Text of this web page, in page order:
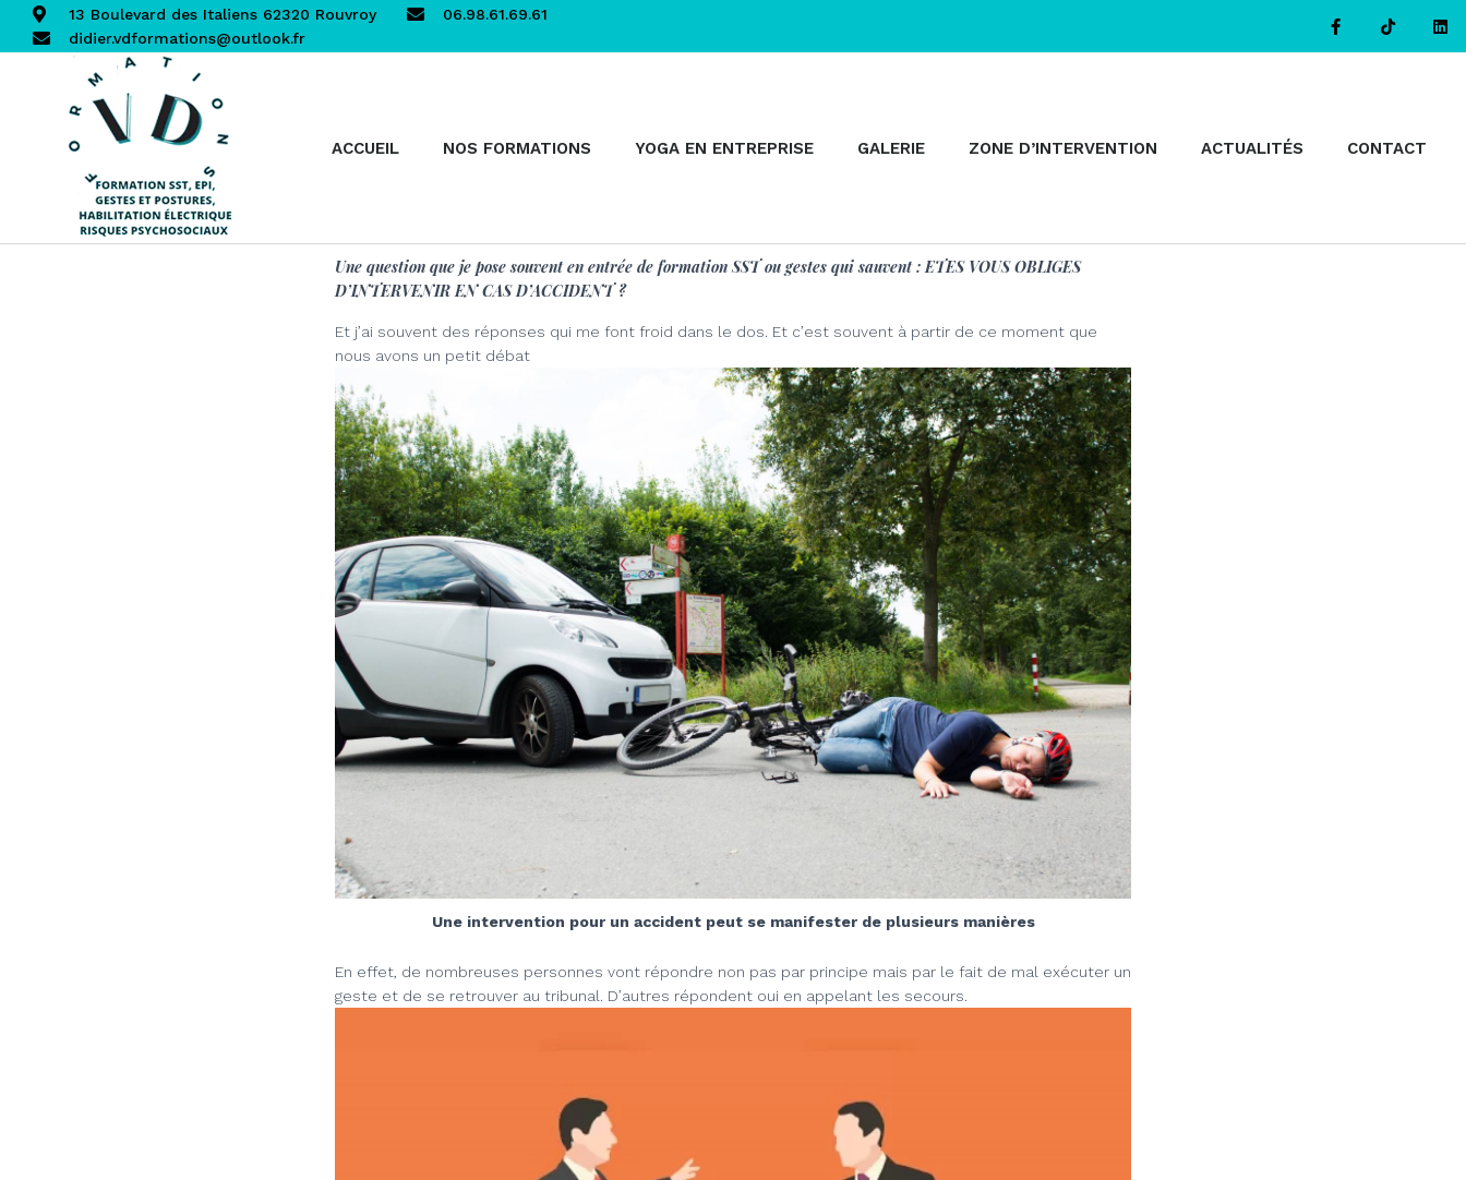
13 Boulevard des Italiens 62320 Rouvroy
06.98.61.69.61
didier.vdformations@outlook.fr
ACCUEIL NOS FORMATIONS YOGA EN ENTREPRISE GALERIE ZONE D’INTERVENTION ACTUALITÉS CONTACT
Une question que je pose souvent en entrée de formation SST ou gestes qui sauvent : ETES VOUS OBLIGES
D’INTERVENIR EN CAS D’ACCIDENT ?
Et j’ai souvent des réponses qui me font froid dans le dos. Et c’est souvent à partir de ce moment que
nous avons un petit débat
Une intervention pour un accident peut se manifester de plusieurs manières
En effet, de nombreuses personnes vont répondre non pas par principe mais par le fait de mal exécuter un
geste et de se retrouver au tribunal. D’autres répondent oui en appelant les secours.